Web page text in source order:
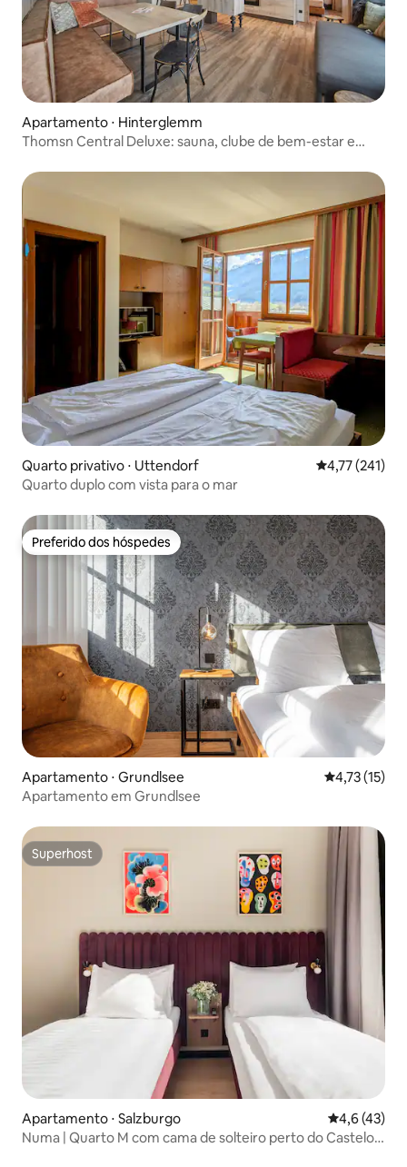
Apartamento ⋅ Hinterglemm
Thomsn Central Deluxe: sauna, clube de bem-estar e
Quarto privativo ⋅ Uttendorf 4,77 de uma
4,77 (241)
Quarto duplo com vista para o mar
Preferido dos hóspedes
Preferido dos hóspedes
Apartamento ⋅ Grundlsee 4,73 de uma
4,73 (15)
Apartamento em Grundlsee
Superhost
Superhost
Apartamento ⋅ Salzburgo 4,6 de uma
4,6 (43)
Numa | Quarto M com cama de solteiro perto do Castelo